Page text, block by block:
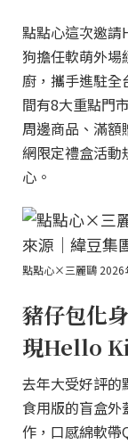
點點心這次邀
狗擔任軟萌外場
廚，攜手進駐
間有8大重點門
周邊商品、滿額
網限定禮盒活動
心。
點點心×三麗鷗 2026
豬仔包化
現Hello
去年大受好評的
食用版的盲盒
作，口感綿軟帶